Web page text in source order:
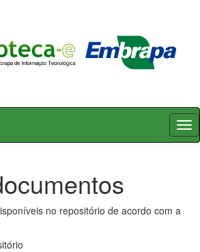
no repositório de acordo com a